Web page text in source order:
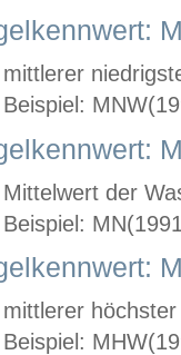
mittlerer
Beispiel:
Mittelwert der
Beispiel:
mittlerer
Beispiel: